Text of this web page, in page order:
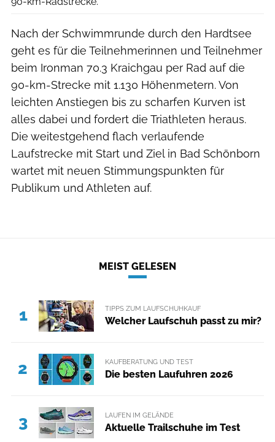
Nach der Schwimmrunde durch den Hardtsee
geht es für die Teilnehmerinnen und Teilnehmer
beim Ironman 70.3 Kraichgau per Rad auf die
90-km-Strecke mit 1.130 Höhenmetern. Von
leichten Anstiegen bis zu scharfen Kurven ist
alles dabei und fordert die Triathleten heraus.
Die weitestgehend flach verlaufende
Laufstrecke mit Start und Ziel in Bad Schönborn
wartet mit neuen Stimmungspunkten für
Publikum und Athleten auf.
MEIST GELESEN
1 TIPPS ZUM LAUFSCHUHKAUF
Welcher Laufschuh passt zu mir?
2 KAUFBERATUNG UND TEST
Die besten Laufuhren 2026
3 LAUFEN IM GELÄNDE
Aktuelle Trailschuhe im Test